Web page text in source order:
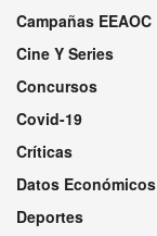
Campañas EEAOC
Cine Y Series
Concursos
Covid-19
Críticas
Datos Económicos
Deportes